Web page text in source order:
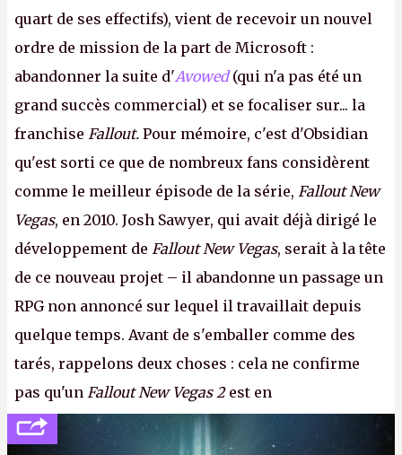
quart de ses effectifs), vient de recevoir un nouvel
ordre de mission de la part de Microsoft :
abandonner la suite d'Avowed(qui n'a pas été un
grand succès commercial) et se focaliser sur... la
franchise Fallout. Pour mémoire, c'est d'Obsidian
qu'est sorti ce que de nombreux fans considèrent
comme le meilleur épisode de la série, Fallout New
Vegas, en 2010. Josh Sawyer, qui avait déjà dirigé le
développement de Fallout New Vegas, serait à la tête
de ce nouveau projet – il abandonne un passage un
RPG non annoncé sur lequel il travaillait depuis
quelque temps. Avant de s'emballer comme des
tarés, rappelons deux choses : cela ne confirme
pas qu'un Fallout New Vegas 2est en
développement (pour ce que l'on sait, ils bossent
peut-être sur
Fallout Football ou
Fallout vs. Les